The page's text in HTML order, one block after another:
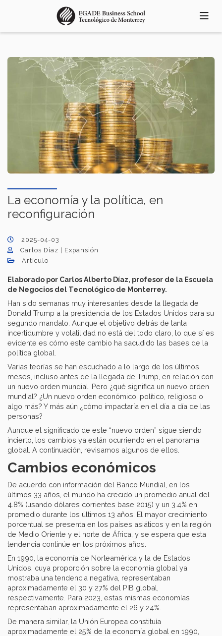
principal
La economía y la política, en
reconfiguración
2025-04-03
Carlos Díaz | Expansión
Artículo
Elaborado por Carlos Alberto Díaz, profesor de la Escuela
de Negocios del Tecnológico de Monterrey.
Han sido semanas muy interesantes desde la llegada de
Donald Trump a la presidencia de los Estados Unidos para su
segundo mandato. Aunque el objetivo detrás de tanta
incertidumbre y volatilidad no está del todo claro, lo que sí es
evidente es cómo este cambio ha sacudido las bases de la
política global.
Varias teorías se han escuchado a lo largo de los últimos
meses, incluso antes de la llegada de Trump, en relación con
un nuevo orden mundial. Pero ¿qué significa un nuevo orden
mundial? ¿Un nuevo orden económico, político, religioso o
algo más? Y más aún ¿cómo impactaría en el día a día de las
personas?
Aunque el significado de este “nuevo orden” sigue siendo
incierto, los cambios ya están ocurriendo en el panorama
global. A continuación, revisamos algunos de ellos.
Cambios económicos
De acuerdo con información del Banco Mundial, en los
últimos 33 años, el mundo ha crecido un promedio anual del
4.8% (usando dólares corrientes base 2015) y un 3.4% en
promedio durante los últimos 13 años. El mayor crecimiento
porcentual se presenta en los países asiáticos y en la región
de Medio Oriente y el norte de África, y se espera que esta
tendencia continúe en los próximos años.
En 1990, la economía de Norteamérica y la de Estados
Unidos, cuya proporción sobre la economía global ya
mostraba una tendencia negativa, representaban
aproximadamente el 30 y 27% del PIB global,
respectivamente. Para 2023, estas mismas economías
representaban aproximadamente el 26 y 24%.
De manera similar, la Unión Europea constituía
aproximadamente el 25% de la economía global en 1990,